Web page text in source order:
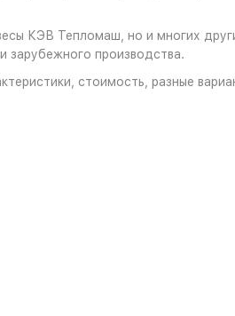
КЭВ Тепломаш, но и многих
зарубежного производства.
стоимость, разные